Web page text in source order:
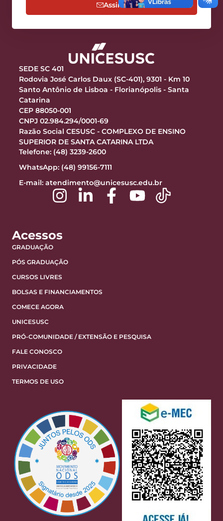
Assine
SEDE SC 401
Rodovia José Carlos Daux (SC-401), 9301 - Km 10
Santo Antônio de Lisboa - Florianópolis - Santa
Catarina
CEP 88050-001
CNPJ 02.984.294/0001-69
Razão Social CESUSC - COMPLEXO DE ENSINO
SUPERIOR DE SANTA CATARINA LTDA
Telefone: (48) 3239-2600
WhatsApp: (48) 99156-7111
E-mail: atendimento@unicesusc.edu.br
Acessos
GRADUAÇÃO
PÓS GRADUAÇÃO
CURSOS LIVRES
BOLSAS E FINANCIAMENTOS
COMECE AGORA
UNICESUSC
PRÓ-COMUNIDADE / EXTENSÃO E PESQUISA
FALE CONOSCO
PRIVACIDADE
TERMOS DE USO